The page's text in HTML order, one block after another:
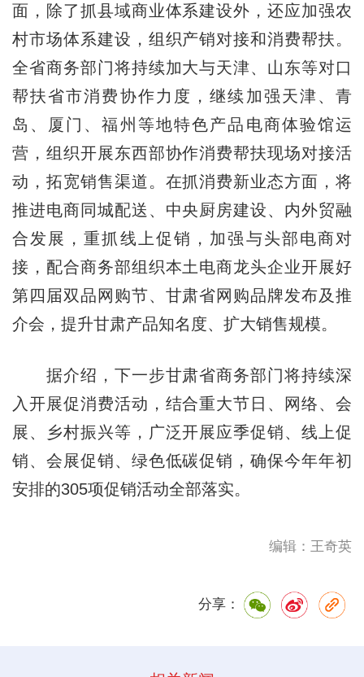
面，除了抓县域商业体系建设外，还应加强农
村市场体系建设，组织产销对接和消费帮扶。
全省商务部门将持续加大与天津、山东等对口
帮扶省市消费协作力度，继续加强天津、青
岛、厦门、福州等地特色产品电商体验馆运
营，组织开展东西部协作消费帮扶现场对接活
动，拓宽销售渠道。在抓消费新业态方面，将
推进电商同城配送、中央厨房建设、内外贸融
合发展，重抓线上促销，加强与头部电商对
接，配合商务部组织本土电商龙头企业开展好
第四届双品网购节、甘肃省网购品牌发布及推
介会，提升甘肃产品知名度、扩大销售规模。
据介绍，下一步甘肃省商务部门将持续深
入开展促消费活动，结合重大节日、网络、会
展、乡村振兴等，广泛开展应季促销、线上促
销、会展促销、绿色低碳促销，确保今年年初
安排的305项促销活动全部落实。
编辑：王奇英
分享：